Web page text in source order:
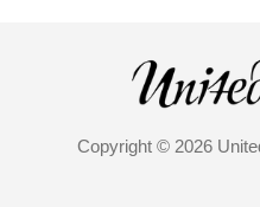
Copyright © 2026